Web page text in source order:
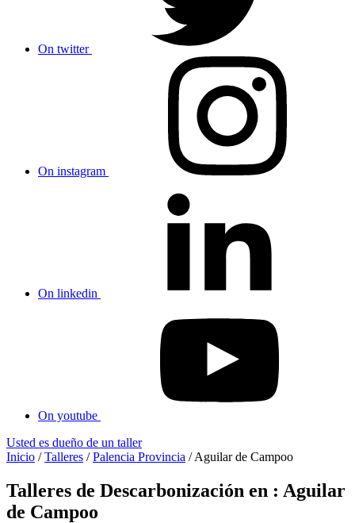
On twitter
On instagram
On linkedin
On youtube
Usted es dueño de un taller
Inicio /Talleres /Palencia Provincia /Aguilar de Campoo
Talleres de Descarbonización en : Aguilar
de Campoo